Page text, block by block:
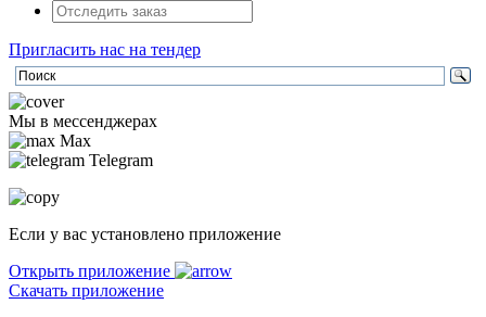
Пригласить нас на тендер
Мы в мессенджерах
Max
Telegram
Если у вас установлено приложение
Открыть приложение
Скачать приложение